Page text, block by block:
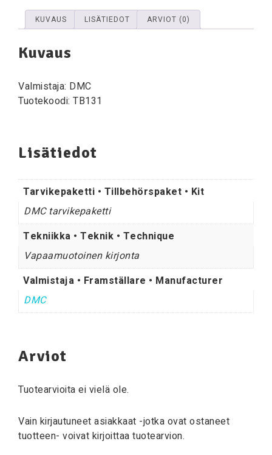
KUVAUS LISÄTIEDOT ARVIOT (0)
Kuvaus
Valmistaja: DMC
Tuotekoodi: TB131
Lisätiedot
Tarvikepaketti • Tillbehörspaket • Kit
DMC tarvikepaketti
Tekniikka • Teknik • Technique
Vapaamuotoinen kirjonta
Valmistaja • Framställare • Manufacturer
DMC
Arviot
Tuotearvioita ei vielä ole.
Vain kirjautuneet asiakkaat -jotka ovat ostaneet
tuotteen- voivat kirjoittaa tuotearvion.